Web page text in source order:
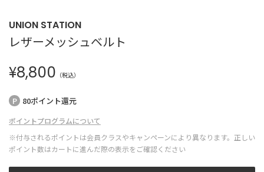
UNION STATION
レザーメッシュベルト
¥8,800 （税込）
80ポイント還元
ポイントプログラムについて
※付与されるポイントは会員クラスやキャンペーンにより異なります。正しい
ポイント数はカートに進んだ際の表示をご確認ください